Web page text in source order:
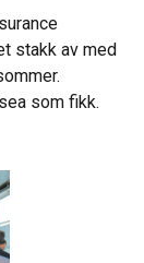
stakk av med
som fikk.